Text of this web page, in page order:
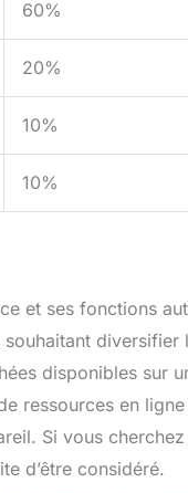
60%
20%
10%
10%
et ses fonctions
disponibles sur
ressources en
Si vous
d’être considéré.